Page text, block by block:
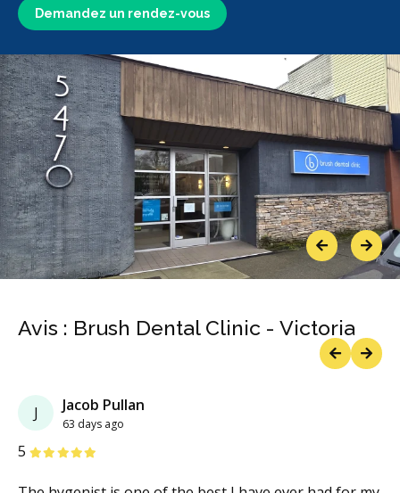
Demandez un rendez-vous
PreviousNext
Avis : Brush Dental Clinic - Victoria
J Jacob Pullan
63 days ago
5 étoiles
étoiles
étoiles
étoiles
étoiles